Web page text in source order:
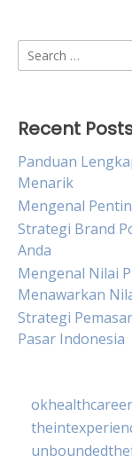
Search
for:
Recent
Panduan
Menarik
Mengenal
Strategi Brand
Anda
Mengenal Nilai
Menawarkan
Strategi
Pasar Indonesia